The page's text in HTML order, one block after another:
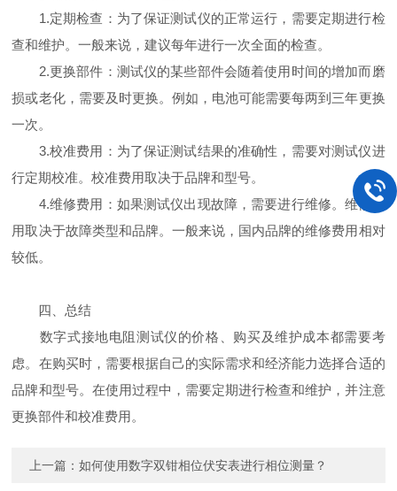
1.定期检查：为了保证测试仪的正常运行，需要定期进行检
查和维护。一般来说，建议每年进行一次全面的检查。
2.更换部件：测试仪的某些部件会随着使用时间的增加而磨
损或老化，需要及时更换。例如，电池可能需要每两到三年更换
一次。
3.校准费用：为了保证测试结果的准确性，需要对测试仪进
行定期校准。校准费用取决于品牌和型号。
4.维修费用：如果测试仪出现故障，需要进行维修。维修费
用取决于故障类型和品牌。一般来说，国内品牌的维修费用相对
较低。
四、总结
数字式接地电阻测试仪的价格、购买及维护成本都需要考
虑。在购买时，需要根据自己的实际需求和经济能力选择合适的
品牌和型号。在使用过程中，需要定期进行检查和维护，并注意
更换部件和校准费用。
上一篇：如何使用数字双钳相位伏安表进行相位测量？